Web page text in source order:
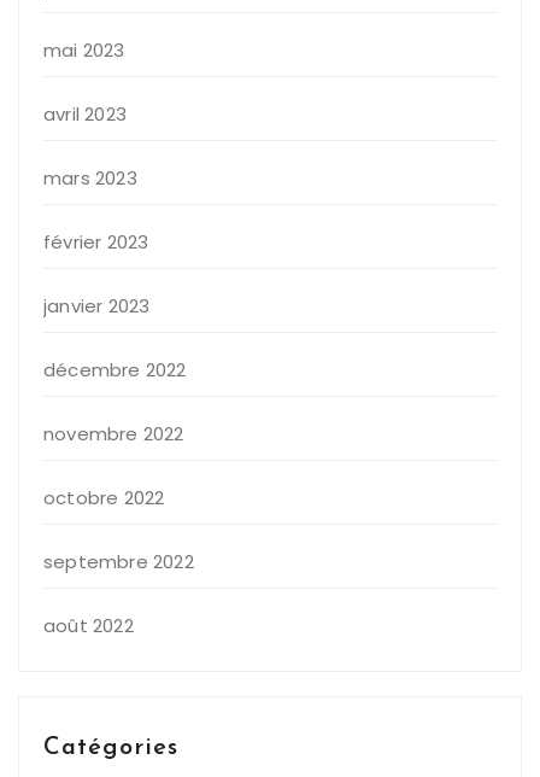
mai 2023
avril 2023
mars 2023
février 2023
janvier 2023
décembre 2022
novembre 2022
octobre 2022
septembre 2022
août 2022
Catégories